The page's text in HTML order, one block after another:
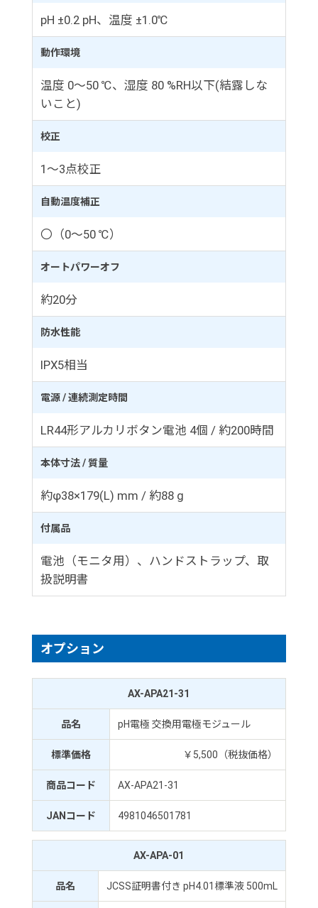
pH ±0.2 pH、温度 ±1.0℃
動作環境
温度 0～50 ℃、湿度 80 %RH以下(結露しな
いこと)
校正
1～3点校正
自動温度補正
〇（0～50 ℃）
オートパワーオフ
約20分
防水性能
IPX5相当
電源 / 連続測定時間
LR44形アルカリボタン電池 4個 / 約200時間
本体寸法 / 質量
約φ38×179(L) mm / 約88 g
付属品
電池（モニタ用）、ハンドストラップ、取
扱説明書
オプション
AX-APA21-31
品名 pH電極 交換用電極モジュール
標準価格 ￥5,500（税抜価格）
商品コード AX-APA21-31
JANコード 4981046501781
AX-APA-01
品名 JCSS証明書付き pH4.01標準液 500mL